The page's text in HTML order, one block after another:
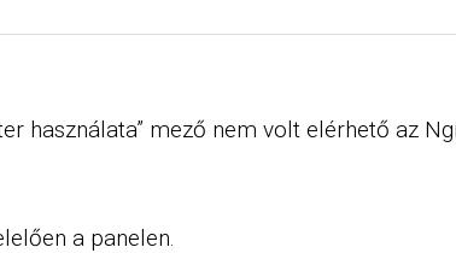
használata” mező nem volt elérhető az
a panelen.